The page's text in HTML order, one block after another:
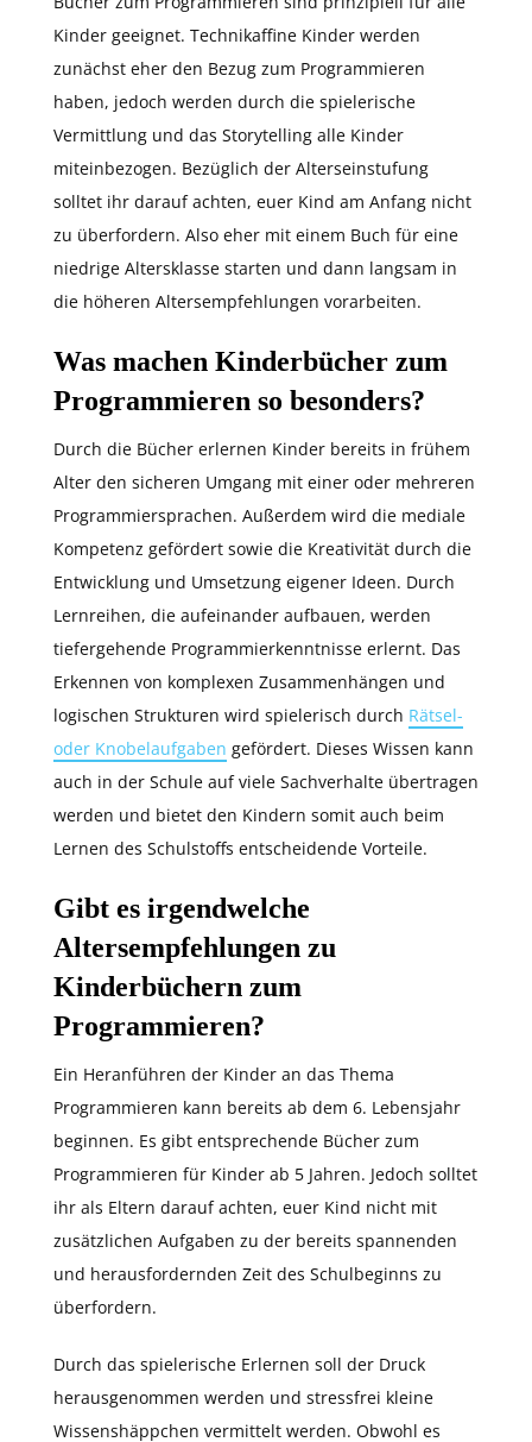
Kinder geeignet. Technikaffine Kinder werden
zunächst eher den Bezug zum Programmieren
haben, jedoch werden durch die spielerische
Vermittlung und das Storytelling alle Kinder
miteinbezogen. Bezüglich der Alterseinstufung
solltet ihr darauf achten, euer Kind am Anfang nicht
zu überfordern. Also eher mit einem Buch für eine
niedrige Altersklasse starten und dann langsam in
die höheren Altersempfehlungen vorarbeiten.
Was machen Kinderbücher zum
Programmieren so besonders?
Durch die Bücher erlernen Kinder bereits in frühem
Alter den sicheren Umgang mit einer oder mehreren
Programmiersprachen. Außerdem wird die mediale
Kompetenz gefördert sowie die Kreativität durch die
Entwicklung und Umsetzung eigener Ideen. Durch
Lernreihen, die aufeinander aufbauen, werden
tiefergehende Programmierkenntnisse erlernt. Das
Erkennen von komplexen Zusammenhängen und
logischen Strukturen wird spielerisch durch Rätsel-
oder Knobelaufgaben gefördert. Dieses Wissen kann
auch in der Schule auf viele Sachverhalte übertragen
werden und bietet den Kindern somit auch beim
Lernen des Schulstoffs entscheidende Vorteile.
Gibt es irgendwelche
Altersempfehlungen zu
Kinderbüchern zum
Programmieren?
Ein Heranführen der Kinder an das Thema
Programmieren kann bereits ab dem 6. Lebensjahr
beginnen. Es gibt entsprechende Bücher zum
Programmieren für Kinder ab 5 Jahren. Jedoch solltet
ihr als Eltern darauf achten, euer Kind nicht mit
zusätzlichen Aufgaben zu der bereits spannenden
und herausfordernden Zeit des Schulbeginns zu
überfordern.
Durch das spielerische Erlernen soll der Druck
herausgenommen werden und stressfrei kleine
Wissenshäppchen vermittelt werden. Obwohl es